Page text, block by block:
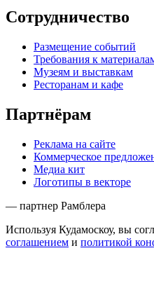
Сотрудничество
Размещение событий
Требования к
Музеям и выставкам
Ресторанам и кафе
Партнёрам
Реклама на сайте
Коммерческое
Медиа кит
Логотипы в векторе
— партнер Рамблера
Используя Кудамоскоу, вы
соглашением и политикой